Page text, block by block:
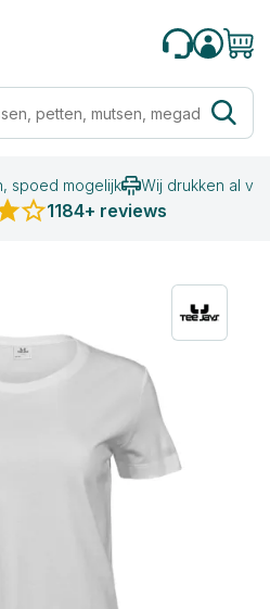
spoed mogelijk Wij drukken al
1184+ reviews